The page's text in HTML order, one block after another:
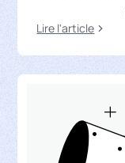
Lire l'article